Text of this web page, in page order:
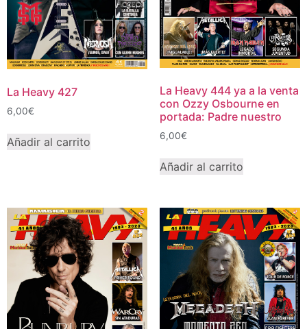
La Heavy 427
6,00€
Añadir al carrito
La Heavy 444 ya a la venta
con Ozzy Osbourne en
portada: Padre nuestro
6,00€
Añadir al carrito